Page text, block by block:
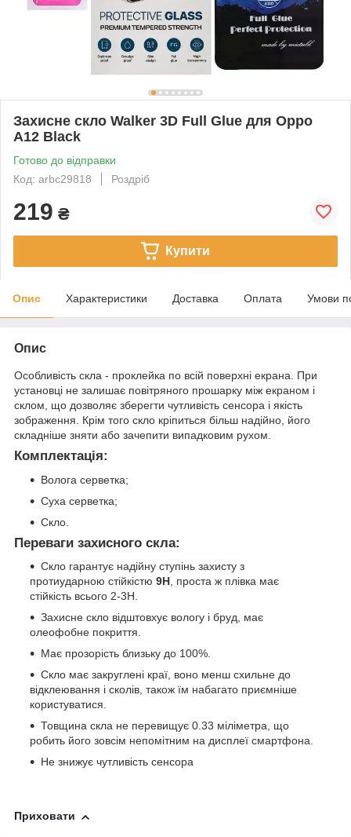
Захисне скло Walker 3D Full Glue для Oppo
A12 Black
Готово до відправки
Код: arbc29818
Роздріб
219 ₴
Купити
Опис Характеристики Доставка Оплата Умови
Опис
Особливість скла - проклейка по всій поверхні екрана. При
установці не залишає повітряного прошарку між екраном і
склом, що дозволяє зберегти чутливість сенсора і якість
зображення. Крім того скло кріпиться більш надійно, його
складніше зняти або зачепити випадковим рухом.
Комплектація:
Волога серветка;
Суха серветка;
Скло.
Переваги захисного скла:
Скло гарантує надійну ступінь захисту з
протиударною стійкістю 9H, проста ж плівка має
стійкість всього 2-3H.
Захисне скло відштовхує вологу і бруд, має
олеофобне покриття.
Має прозорість близьку до 100%.
Скло має закруглені краї, воно менш схильне до
відклеювання і сколів, також їм набагато приємніше
користуватися.
Товщина скла не перевищує 0.33 міліметра, що
робить його зовсім непомітним на дисплеї смартфона.
Не знижує чутливість сенсора
Приховати